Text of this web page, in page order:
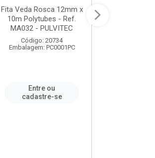
Fita Veda Rosca 12mm x
10m Polytubes - Ref.
MA032 - PULVITEC
Código: 20734
Embalagem: PC0001PC
Entre ou
cadastre-se